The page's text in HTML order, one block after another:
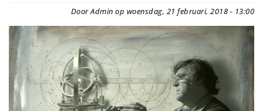
Door Admin op woensdag, 21 februari, 2018 - 13:00